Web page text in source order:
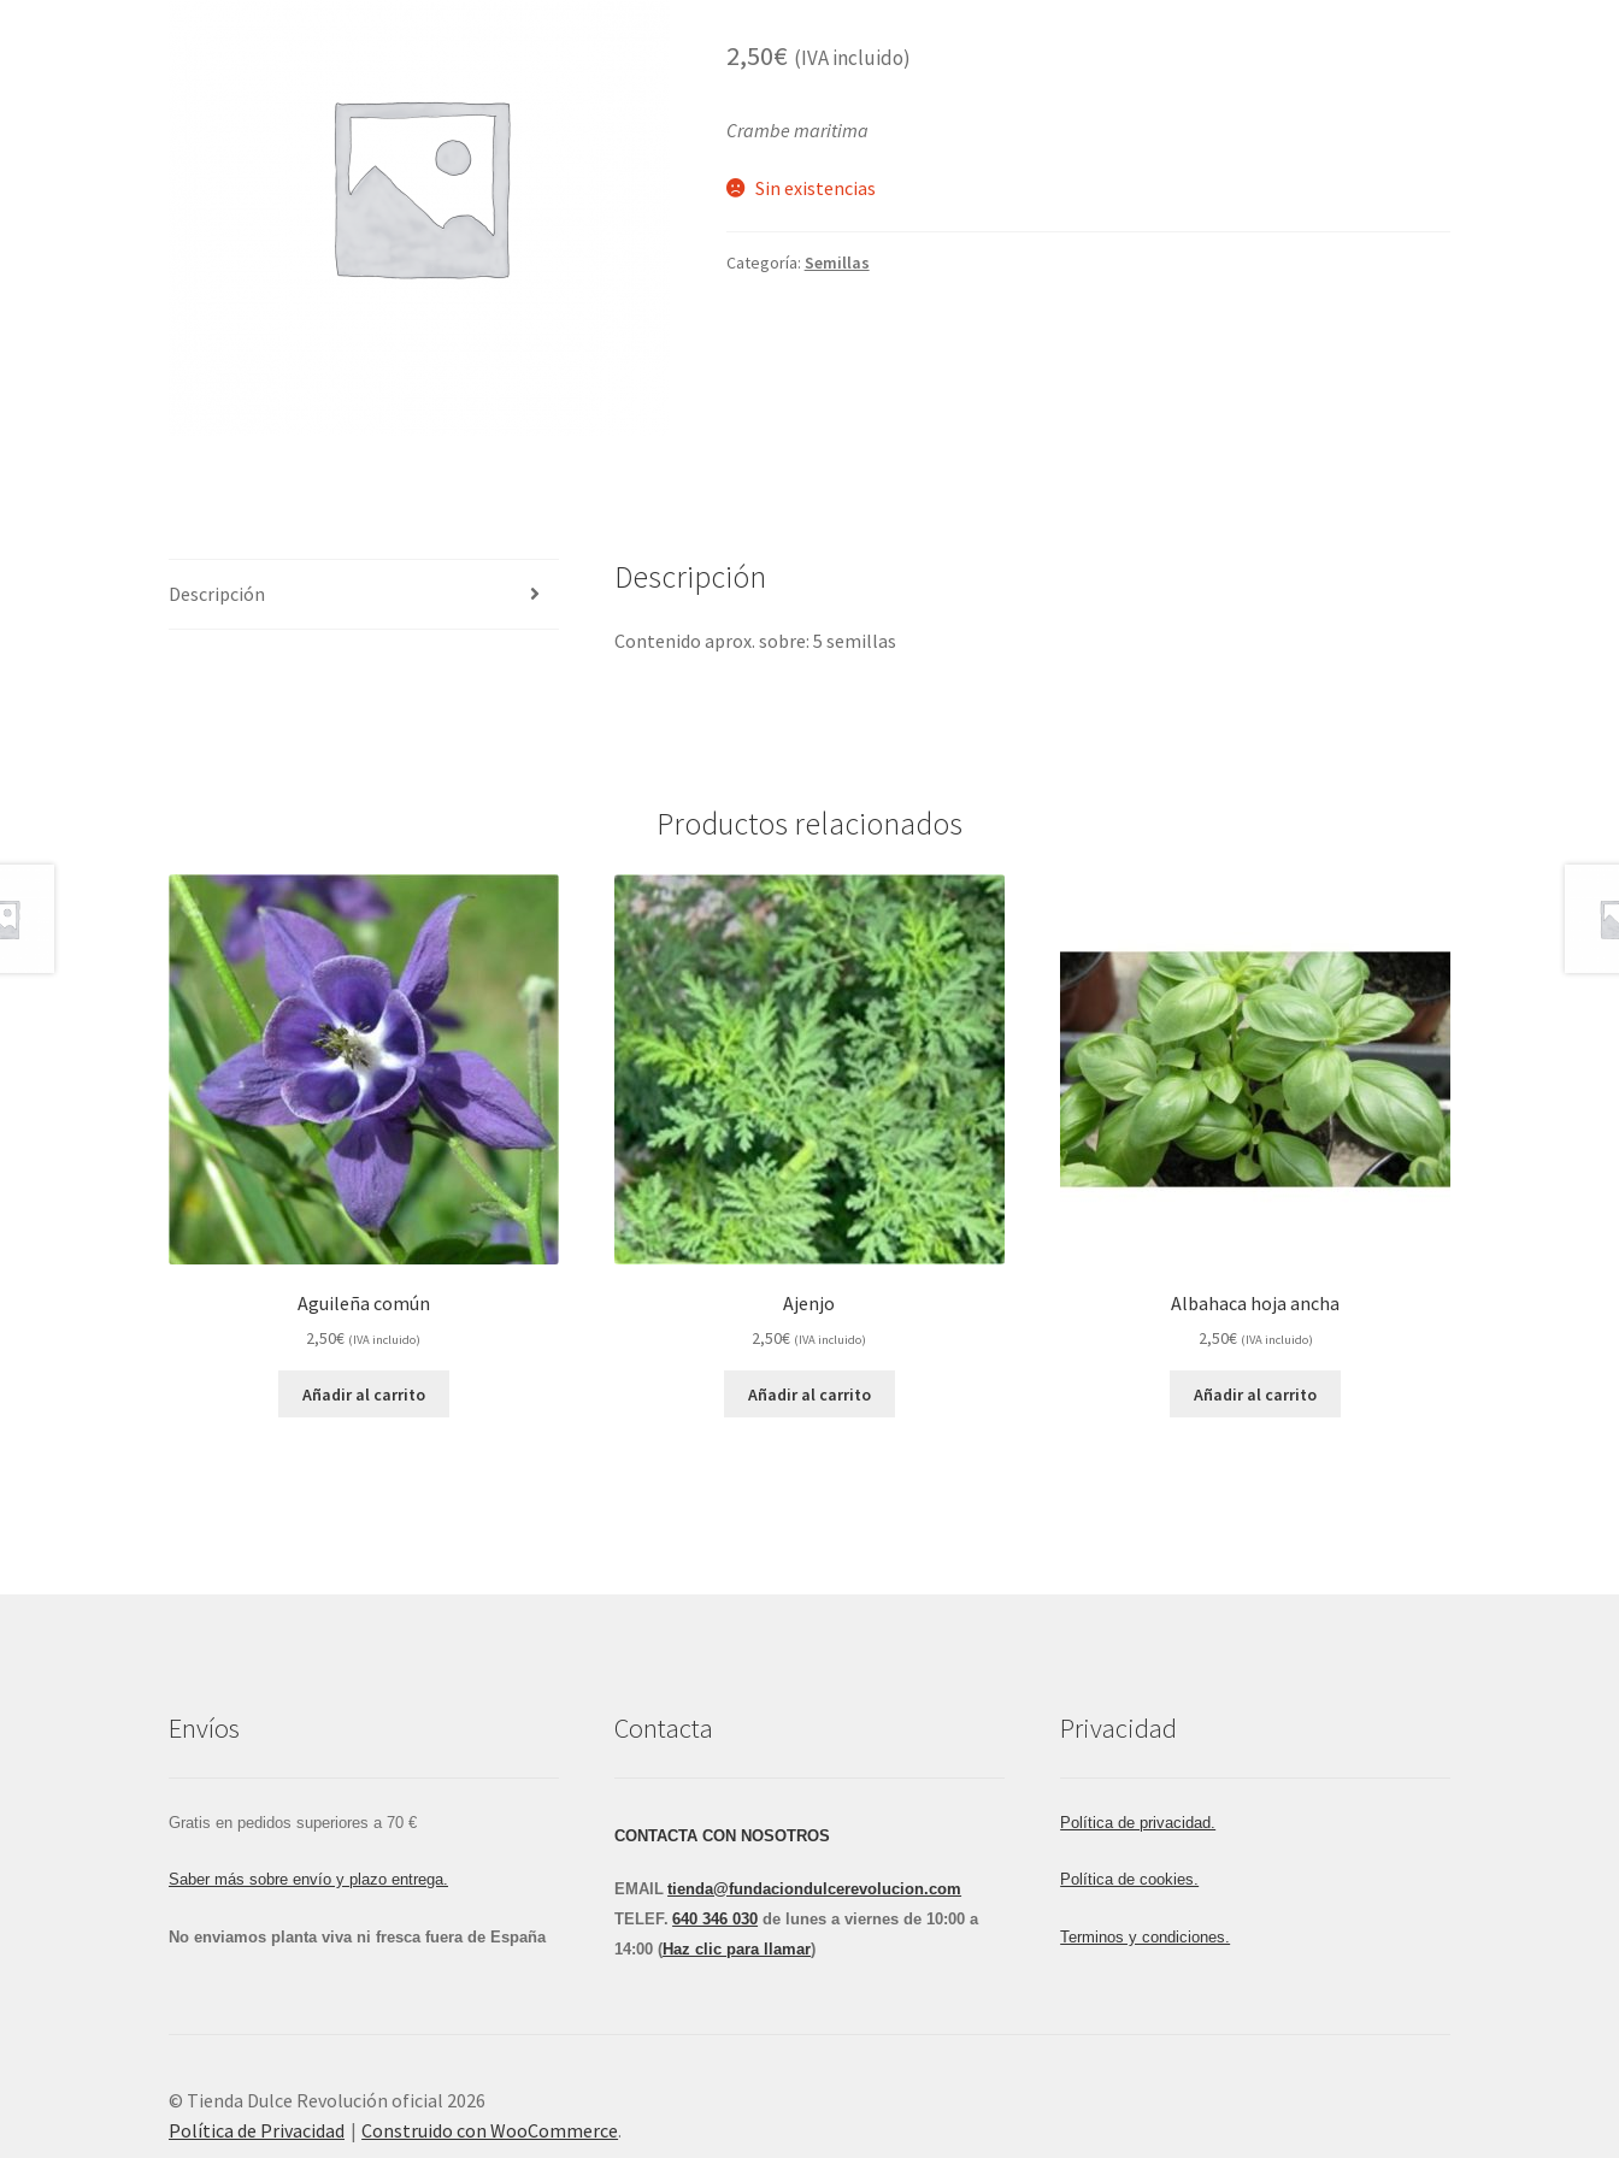
2,50€ (IVA incluido)
Crambe maritima
Sin existencias
Categoría: Semillas
Descripción Descripción
Contenido aprox. sobre: 5 semillas
Productos relacionados
Aguileña común
2,50€ (IVA incluido)
Añadir al carrito
Ajenjo
2,50€ (IVA incluido)
Añadir al carrito
Albahaca hoja ancha
2,50€ (IVA incluido)
Añadir al carrito
Envíos
Gratis en pedidos superiores a 70 €
Saber más sobre envío y plazo entrega.
No enviamos planta viva ni fresca fuera de España
Contacta
CONTACTA CON NOSOTROS
EMAIL tienda@fundaciondulcerevolucion.com
TELEF. 640 346 030 de lunes a viernes de 10:00 a
14:00 (Haz clic para llamar)
Privacidad
Política de privacidad.
Política de cookies.
Terminos y condiciones.
© Tienda Dulce Revolución oficial 2026
Política de Privacidad
Construido con WooCommerce.